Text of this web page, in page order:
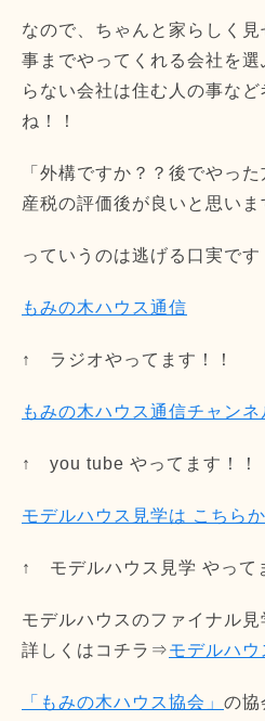
なので、ちゃんと家らしく
事までやってくれる会社を
らない会社は住む人の事な
ね！！
「外構ですか？？後でやっ
産税の評価後が良いと思いま
っていうのは逃げる口実です
もみの木ハウス通信
↑ ラジオやってます！！
もみの木ハウス通信チャンネ
↑ you tube やってます！！
モデルハウス見学は こちら
↑ モデルハウス見学 やって
モデルハウスのファイナル見
詳しくはコチラ⇒モデルハ
「もみの木ハウス協会」 の協